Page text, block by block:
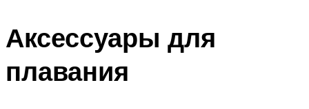
Аксессуары для
плавания